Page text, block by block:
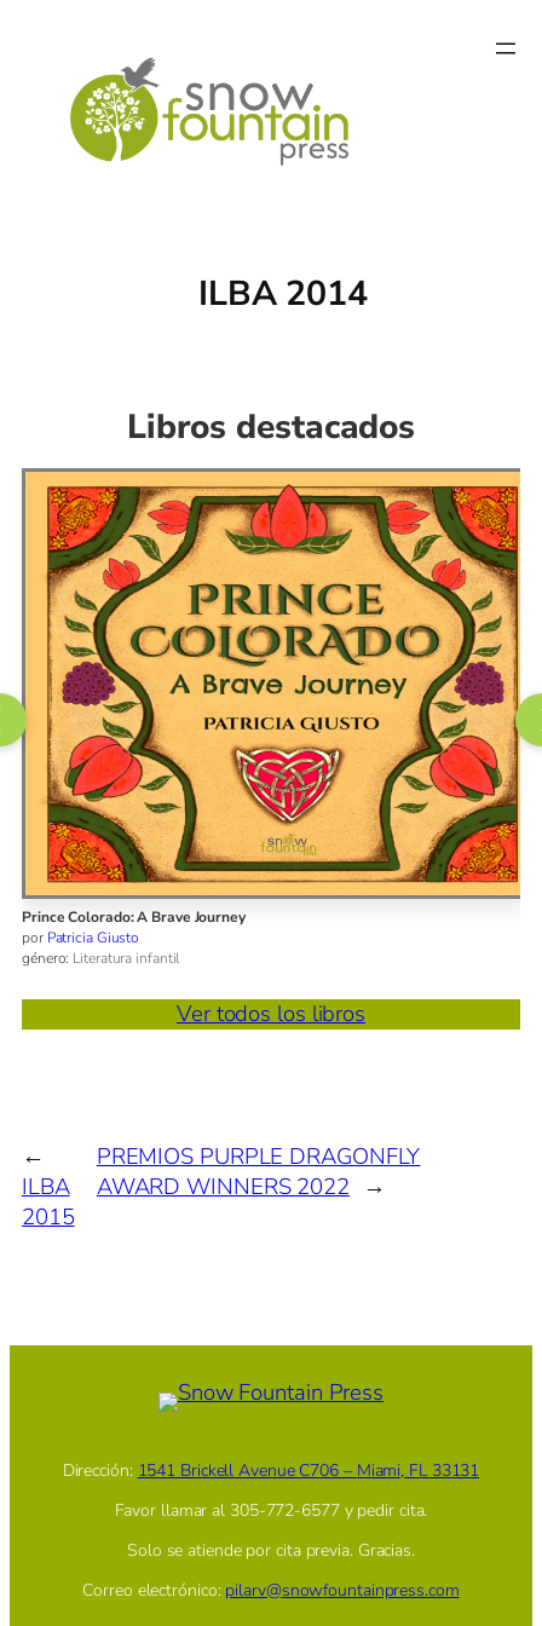
contenido
ILBA 2014
Libros destacados
Prince Colorado: A Brave Journey
por Patricia Giusto
género: Literatura infantil
Ver todos los libros
←
ILBA
2015
PREMIOS PURPLE DRAGONFLY
AWARD WINNERS 2022 →
Dirección: 1541 Brickell Avenue C706 – Miami, FL 33131
Favor llamar al 305-772-6577 y pedir cita.
Solo se atiende por cita previa. Gracias.
Correo electrónico: pilarv@snowfountainpress.com